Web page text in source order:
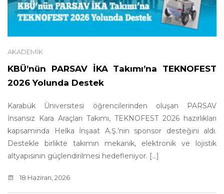
AKADEMIK
KBÜ’nün PARSAV İKA Takımı’na TEKNOFEST
2026 Yolunda Destek
Karabük Üniversitesi öğrencilerinden oluşan PARSAV
İnsansız Kara Araçları Takımı, TEKNOFEST 2026 hazırlıkları
kapsamında Helka İnşaat A.Ş.’nin sponsor desteğini aldı.
Destekle birlikte takımın mekanik, elektronik ve lojistik
altyapısının güçlendirilmesi hedefleniyor. [...]
18 Haziran, 2026